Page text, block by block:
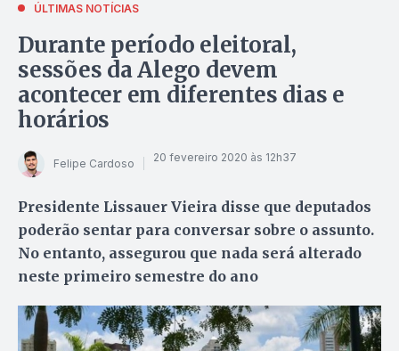
ÚLTIMAS NOTÍCIAS
Durante período eleitoral,
sessões da Alego devem
acontecer em diferentes dias e
horários
Felipe Cardoso 20 fevereiro 2020 às 12h37
Presidente Lissauer Vieira disse que deputados
poderão sentar para conversar sobre o assunto.
No entanto, assegurou que nada será alterado
neste primeiro semestre do ano